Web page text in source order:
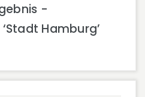
-
Hamburg’